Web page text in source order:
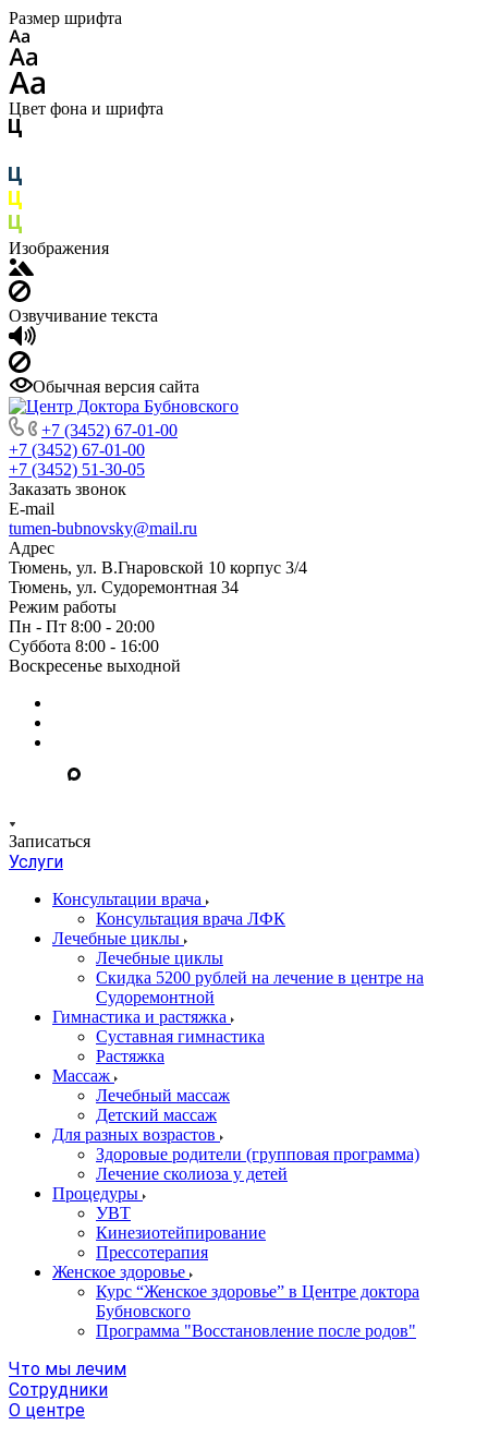
Размер шрифта
Цвет фона и шрифта
Изображения
Озвучивание текста
Обычная версия сайта
+7 (3452) 67-01-00
+7 (3452) 67-01-00
+7 (3452) 51-30-05
Заказать звонок
E-mail
tumen-bubnovsky@mail.ru
Адрес
Тюмень, ул. В.Гнаровской 10 корпус 3/4
Тюмень, ул. Судоремонтная 34
Режим работы
Пн - Пт 8:00 - 20:00
Суббота 8:00 - 16:00
Воскресенье выходной
Записаться
Услуги
Консультации врача
Консультация врача ЛФК
Лечебные циклы
Лечебные циклы
Скидка 5200 рублей на лечение в центре на
Судоремонтной
Гимнастика и растяжка
Суставная гимнастика
Растяжка
Массаж
Лечебный массаж
Детский массаж
Для разных возрастов
Здоровые родители (групповая программа)
Лечение сколиоза у детей
Процедуры
УВТ
Кинезиотейпирование
Прессотерапия
Женское здоровье
Курс “Женское здоровье” в Центре доктора
Бубновского
Программа "Восстановление после родов"
Что мы лечим
Сотрудники
О центре